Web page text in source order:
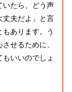
いたら、どう声
丈夫だよ」と言
あります。う
せるために、
いいのでしょ